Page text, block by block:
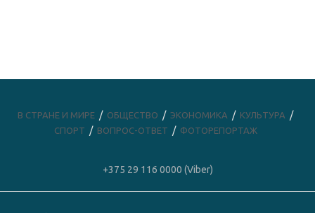
В СТРАНЕ И МИРЕ ОБЩЕСТВО ЭКОНОМИКА
КУЛЬТУРА
СПОРТ
ВОПРОС-ОТВЕТ ФОТОРЕПОРТАЖ
+375 29 116 0000 (Viber)